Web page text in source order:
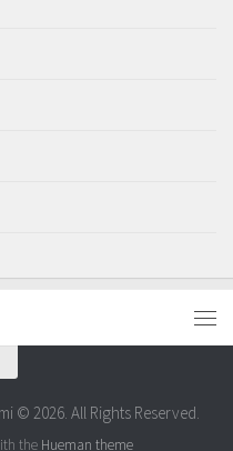
2026. All Rights Reserved.
the Hueman theme